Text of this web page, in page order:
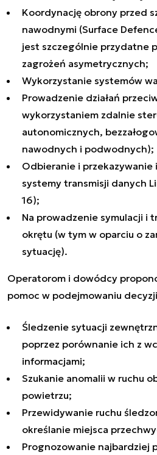
Koordynację obrony przed
nawodnymi (Surface
jest szczególnie przydatne
zagrożeń asymetrycznych;
Wykorzystanie systemów
Prowadzenie działań
wykorzystaniem zdalnie
autonomicznych,
nawodnych i podwodnych);
Odbieranie i przekazywanie
systemy transmisji danych
16);
Na prowadzenie symulacji i
okrętu (w tym w oparciu o
sytuację).
Operatorom i dowódcy
pomoc w podejmowaniu
Śledzenie sytuacji
poprzez porównanie ich z
informacjami;
Szukanie anomalii w ruchu
powietrzu;
Przewidywanie ruchu
określanie miejsca
Prognozowanie najbardziej